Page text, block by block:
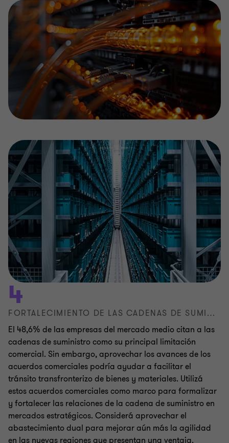
4
FORTALECIMIENTO DE LAS CADENAS DE SUMINISTRO
El 48,6% de las empresas del mercado medio citan a las
cadenas de suministro como su principal limitación
comercial. Sin embargo, aprovechar los avances de los
acuerdos comerciales podría ayudar a facilitar el
tránsito transfronterizo de bienes y materiales. Utilizá
estos acuerdos comerciales como marco para formalizar
y fortalecer las relaciones de la cadena de suministro en
mercados estratégicos. Considerá aprovechar el
abastecimiento dual para mejorar aún más la agilidad
en las nuevas regiones que presentan una ventaja.